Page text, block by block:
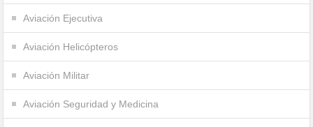
Aviación Ejecutiva
Aviación Helicópteros
Aviación Militar
Aviación Seguridad y Medicina